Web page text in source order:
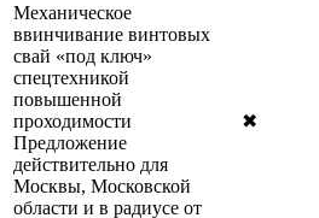
Механическое
ввинчивание винтовых
свай «под ключ»
спецтехникой
повышенной
проходимости
Предложение
действительно для
Москвы, Московской
области и в радиусе от
✖